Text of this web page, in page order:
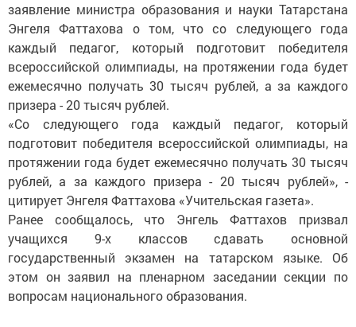
заявление министра образования и науки Татарстана
Энгеля Фаттахова о том, что со следующего года
каждый педагог, который подготовит победителя
всероссийской олимпиады, на протяжении года будет
ежемесячно получать 30 тысяч рублей, а за каждого
призера - 20 тысяч рублей.
«Со следующего года каждый педагог, который
подготовит победителя всероссийской олимпиады, на
протяжении года будет ежемесячно получать 30 тысяч
рублей, а за каждого призера - 20 тысяч рублей», -
цитирует Энгеля Фаттахова «Учительская газета».
Ранее сообщалось, что Энгель Фаттахов призвал
учащихся 9-х классов сдавать основной
государственный экзамен на татарском языке. Об
этом он заявил на пленарном заседании секции по
вопросам национального образования.